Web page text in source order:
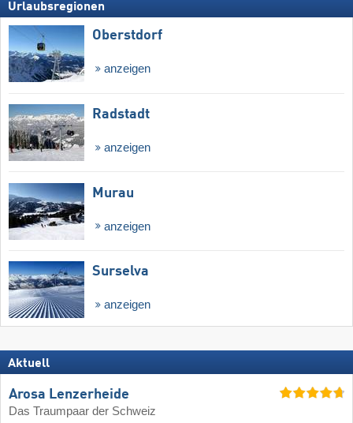
Urlaubsregionen
Oberstdorf
anzeigen
Radstadt
anzeigen
Murau
anzeigen
Surselva
anzeigen
Aktuell
Arosa Lenzerheide
Das Traumpaar der Schweiz